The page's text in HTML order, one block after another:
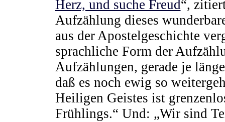
Herz, und suche Freud“,
Aufzählung dieses
aus der Apostelgeschichte
sprachliche Form der
Aufzählungen, gerade je
daß es noch ewig so
Heiligen Geistes ist
Frühlings.“ Und: „Wir sind